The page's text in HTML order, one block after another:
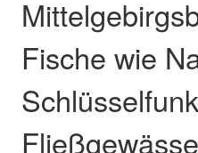
Fische wie